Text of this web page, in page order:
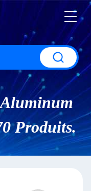
Produits.